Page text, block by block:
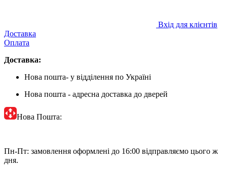
Вхід для клієнтів
Доставка
Оплата
Доставка:
Нова пошта- у відділення по Україні
Нова пошта - адресна доставка до дверей
Нова Пошта:
Пн-Пт: замовлення оформлені до 16:00 відправляємо цього ж
дня.